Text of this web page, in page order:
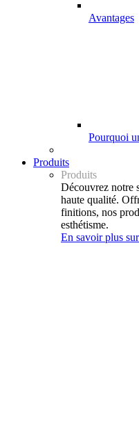
Avantages
Pourquoi
Produits
Produits
Découvrez notre
haute qualité.
finitions, nos
esthétisme.
En savoir plus